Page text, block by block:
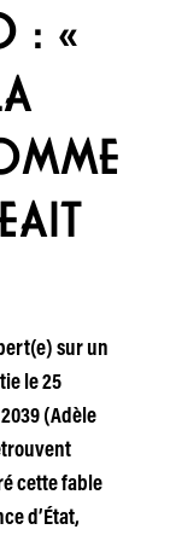
: «
sur un
le 25
(Adèle
cette fable
d’État,